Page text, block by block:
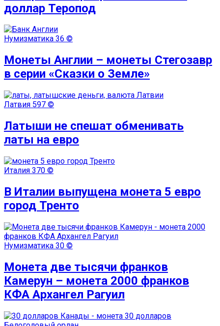
доллар Теропод
Нумизматика 36 ©
Монеты Англии – монеты Стегозавр
в серии «Сказки о Земле»
Латвия 597 ©
Латыши не спешат обменивать
латы на евро
Италия 370 ©
В Италии выпущена монета 5 евро
город Тренто
Нумизматика 30 ©
Монета две тысячи франков
Камерун – монета 2000 франков
КФА Архангел Рагуил